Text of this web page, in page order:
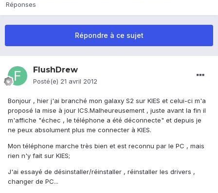
Réponses
Répondre à ce sujet
FlushDrew
Posté(e) 21 avril 2012
Bonjour , hier j'ai branché mon galaxy S2 sur KIES et celui-ci m'a
proposé la mise à jour ICS.Malheureusement , juste avant la fin il
m'affiche "échec , le téléphone a été déconnecte" et depuis je
ne peux absolument plus me connecter à KIES.
Mon téléphone marche très bien et est reconnu par le PC , mais
rien n'y fait sur KIES;
J'ai essayé de désinstaller/réinstaller , réinstaller les drivers ,
changer de PC...